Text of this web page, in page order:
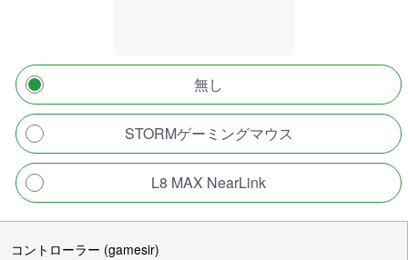
無し
STORMゲーミングマウス
L8 MAX NearLink
コントローラー (gamesir)